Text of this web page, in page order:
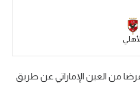
من العين الإماراتي عن طريق